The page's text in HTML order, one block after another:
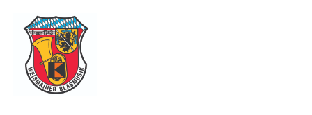
Inhalt
springen